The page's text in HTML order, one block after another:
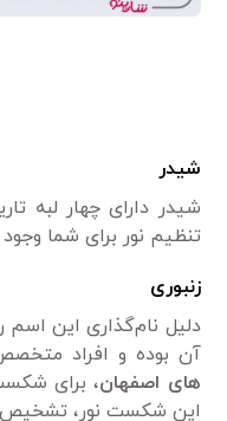
شیدر
شیدر دارای چهار لبه
تنظیم نور برای شما وجود
زنبوری
دلیل نام‌گذاری این اسم
آن بوده و افراد
های اصفهان، برای
این شکست نور، تشخیص